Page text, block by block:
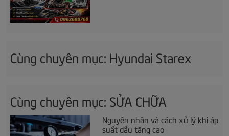
Cùng chuyên mục: Hyundai Starex
Cùng chuyên mục: SỬA CHỮA
Nguyên nhân và cách xử lý khi áp
suất dầu tăng cao